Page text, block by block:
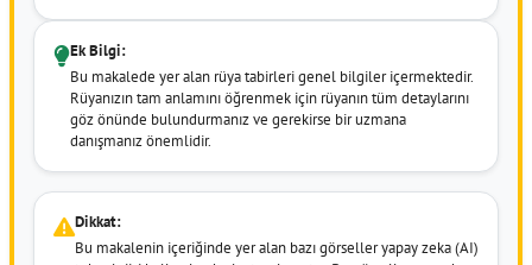
Ek Bilgi:
Bu makalede yer alan rüya tabirleri genel bilgiler içermektedir.
Rüyanızın tam anlamını öğrenmek için rüyanın tüm detaylarını
göz önünde bulundurmanız ve gerekirse bir uzmana
danışmanız önemlidir.
Dikkat:
Bu makalenin içeriğinde yer alan bazı görseller yapay zeka (AI)